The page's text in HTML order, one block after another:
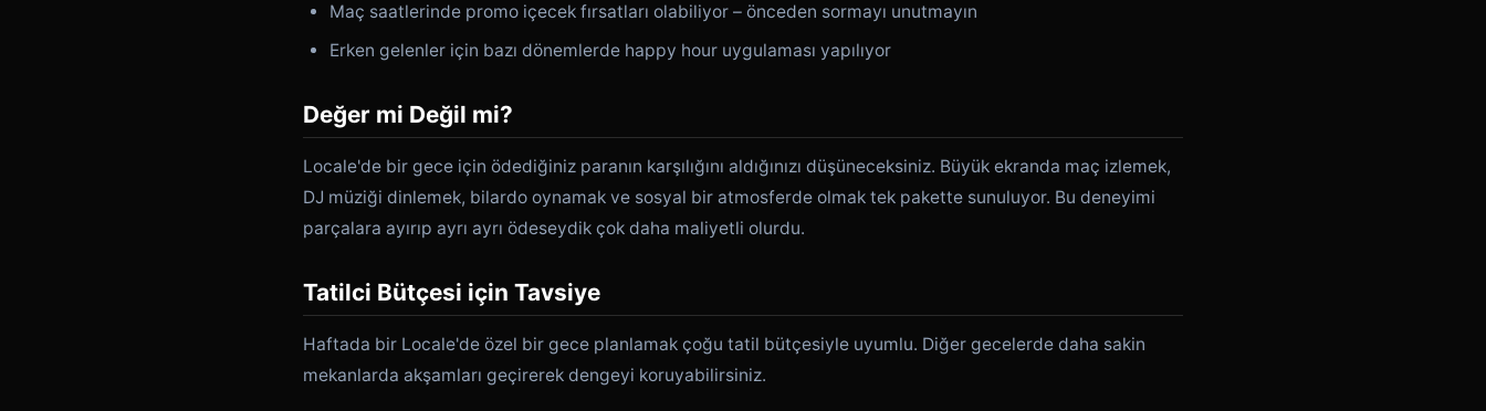
Maç saatlerinde promo içecek fırsatları olabiliyor – önceden sormayı unutmayın
Erken gelenler için bazı dönemlerde happy hour uygulaması yapılıyor
Değer mi Değil mi?
Locale'de bir gece için ödediğiniz paranın karşılığını aldığınızı düşüneceksiniz. Büyük ekranda maç izlemek,
DJ müziği dinlemek, bilardo oynamak ve sosyal bir atmosferde olmak tek pakette sunuluyor. Bu deneyimi
parçalara ayırıp ayrı ayrı ödeseydik çok daha maliyetli olurdu.
Tatilci Bütçesi için Tavsiye
Haftada bir Locale'de özel bir gece planlamak çoğu tatil bütçesiyle uyumlu. Diğer gecelerde daha sakin
mekanlarda akşamları geçirerek dengeyi koruyabilirsiniz.